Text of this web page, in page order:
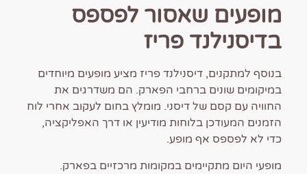
מופעים שאסור לפספס
בדיסנילנד פריז
בנוסף למתקנים, דיסנילנד פריז מציע מופעים מיוחדים
במיקומים שונים ברחבי הפארק. הם משדרגים את
החוויה עם קסם של דיסני. מומלץ בחום לעקוב אחרי לוח
הזמנים המעודכן בלוחות מודיעין או דרך האפליקציה,
כדי לא לפספס אף מופע.
מופעי היום מתקיימים במקומות מרכזיים בפארק.